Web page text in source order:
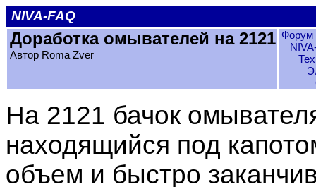
NIVA-FAQ
Доработка омывателей на 2121
Автор Roma Zver
Форум
На 2121 бачок
находящийся под
объем и быстро